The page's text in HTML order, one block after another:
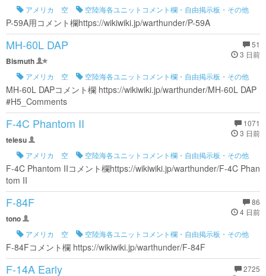
アメリカ 空 空陸海各ユニットコメント欄・自由掲示板・その他
P-59A用コメント欄https://wikiwiki.jp/warthunder/P-59A
51
3 日前
MH-60L DAP
Bismuth
アメリカ 空 空陸海各ユニットコメント欄・自由掲示板・その他
MH-60L DAPコメント欄 https://wikiwiki.jp/warthunder/MH-60L DAP
#H5_Comments
1071
3 日前
F-4C Phantom II
telesu
アメリカ 空 空陸海各ユニットコメント欄・自由掲示板・その他
F-4C Phantom IIコメント欄https://wikiwiki.jp/warthunder/F-4C Phan
tom II
86
4 日前
F-84F
tono
アメリカ 空 空陸海各ユニットコメント欄・自由掲示板・その他
F-84Fコメント欄 https://wikiwiki.jp/warthunder/F-84F
2725
F-14A Early